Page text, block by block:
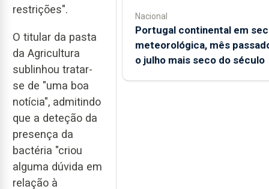
restrições".
O titular da pasta
da Agricultura
sublinhou tratar-
se de "uma boa
notícia", admitindo
que a deteção da
presença da
bactéria "criou
alguma dúvida em
relação à
Nacional
Portugal continental em
meteorológica, mês
o julho mais seco do século